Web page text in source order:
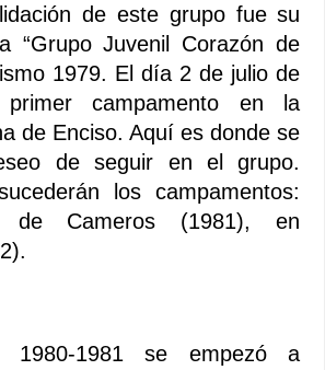
de este grupo fue su
“Grupo Juvenil Corazón de
1979. El día 2 de julio de
campamento en la
de Enciso. Aquí es donde se
de seguir en el grupo.
los campamentos:
de Cameros (1981), en
1981 se empezó a